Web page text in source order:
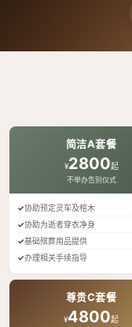
简洁A套餐
¥2800起
不举办告别仪式
协助预定灵车及棺木
协助为逝者穿衣净身
基础殡葬用品提供
办理相关手续指导
尊贵C套餐
¥4800起